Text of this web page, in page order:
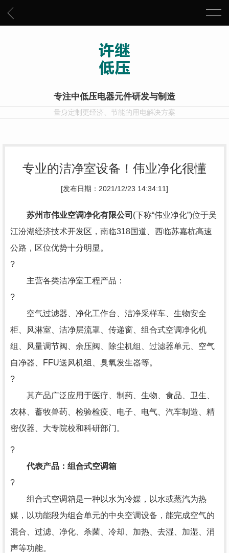
专注中低压电器元件研发与制造
量身定制更经济、节能的用电解决方案
专业的洁净室设备！伟业净化很懂
[发布日期：2021/12/23 14:34:11]
苏州市伟业空调净化有限公司 (下称“伟业净化”)位于吴
江汾湖经济技术开发区，南临318国道、西临苏嘉杭高速
公路，区位优势十分明显。
?
主营各类洁净室工程产品：
?
空气过滤器、净化工作台、洁净采样车、生物安全
柜、风淋室、洁净层流罩、传递窗、组合式空调净化机
组、风量调节阀、余压阀、除尘机组、过滤器单元、空气
自净器、FFU送风机组、臭氧发生器等。
?
其产品广泛应用于医疗、制药、生物、食品、卫生、
农林、蓄牧兽药、检验检疫、电子、电气、汽车制造、精
密仪器、大专院校和科研部门。
?
代表产品：组合式空调箱
?
组合式空调箱是一种以水为冷媒，以水或蒸汽为热
媒，以功能段为组合单元的中央空调设备，能完成空气的
混合、过滤、净化、杀菌、冷却、加热、去湿、加湿、消
声等功能。